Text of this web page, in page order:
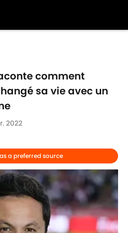
comment
sa vie avec un
2022
a preferred source